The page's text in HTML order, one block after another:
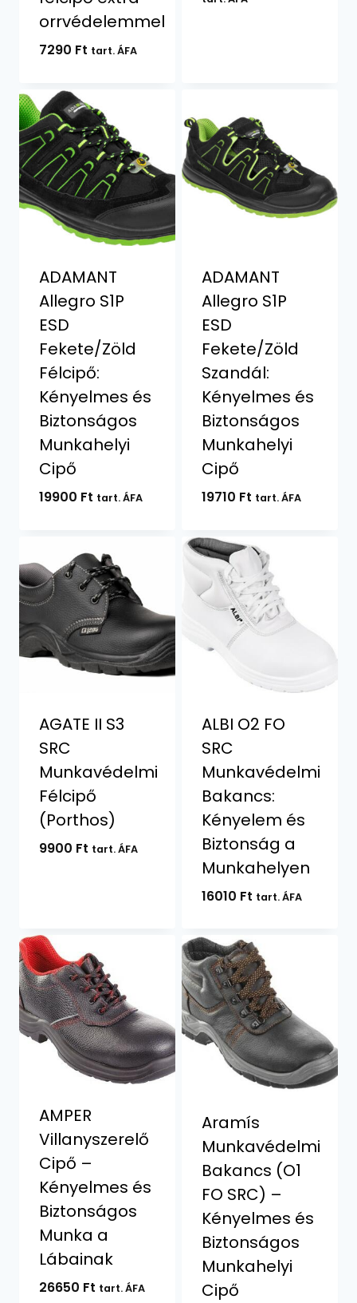
orrvédelemmel
7290 Ft tart. ÁFA
ADAMANT
Allegro S1P
ESD
Fekete/Zöld
Félcipő:
Kényelmes és
Biztonságos
Munkahelyi
Cipő
19900 Ft tart. ÁFA
ADAMANT
Allegro S1P
ESD
Fekete/Zöld
Szandál:
Kényelmes és
Biztonságos
Munkahelyi
Cipő
19710 Ft tart. ÁFA
AGATE II S3
SRC
Munkavédelmi
Félcipő
(Porthos)
9900 Ft tart. ÁFA
ALBI O2 FO
SRC
Munkavédelmi
Bakancs:
Kényelem és
Biztonság a
Munkahelyen
16010 Ft tart. ÁFA
AMPER
Villanyszerelő
Cipő –
Kényelmes és
Biztonságos
Munka a
Lábainak
26650 Ft tart. ÁFA
Aramís
Munkavédelmi
Bakancs (O1
FO SRC) –
Kényelmes és
Biztonságos
Munkahelyi
Cipő